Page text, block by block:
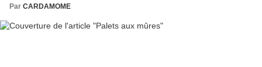
Par CARDAMOME